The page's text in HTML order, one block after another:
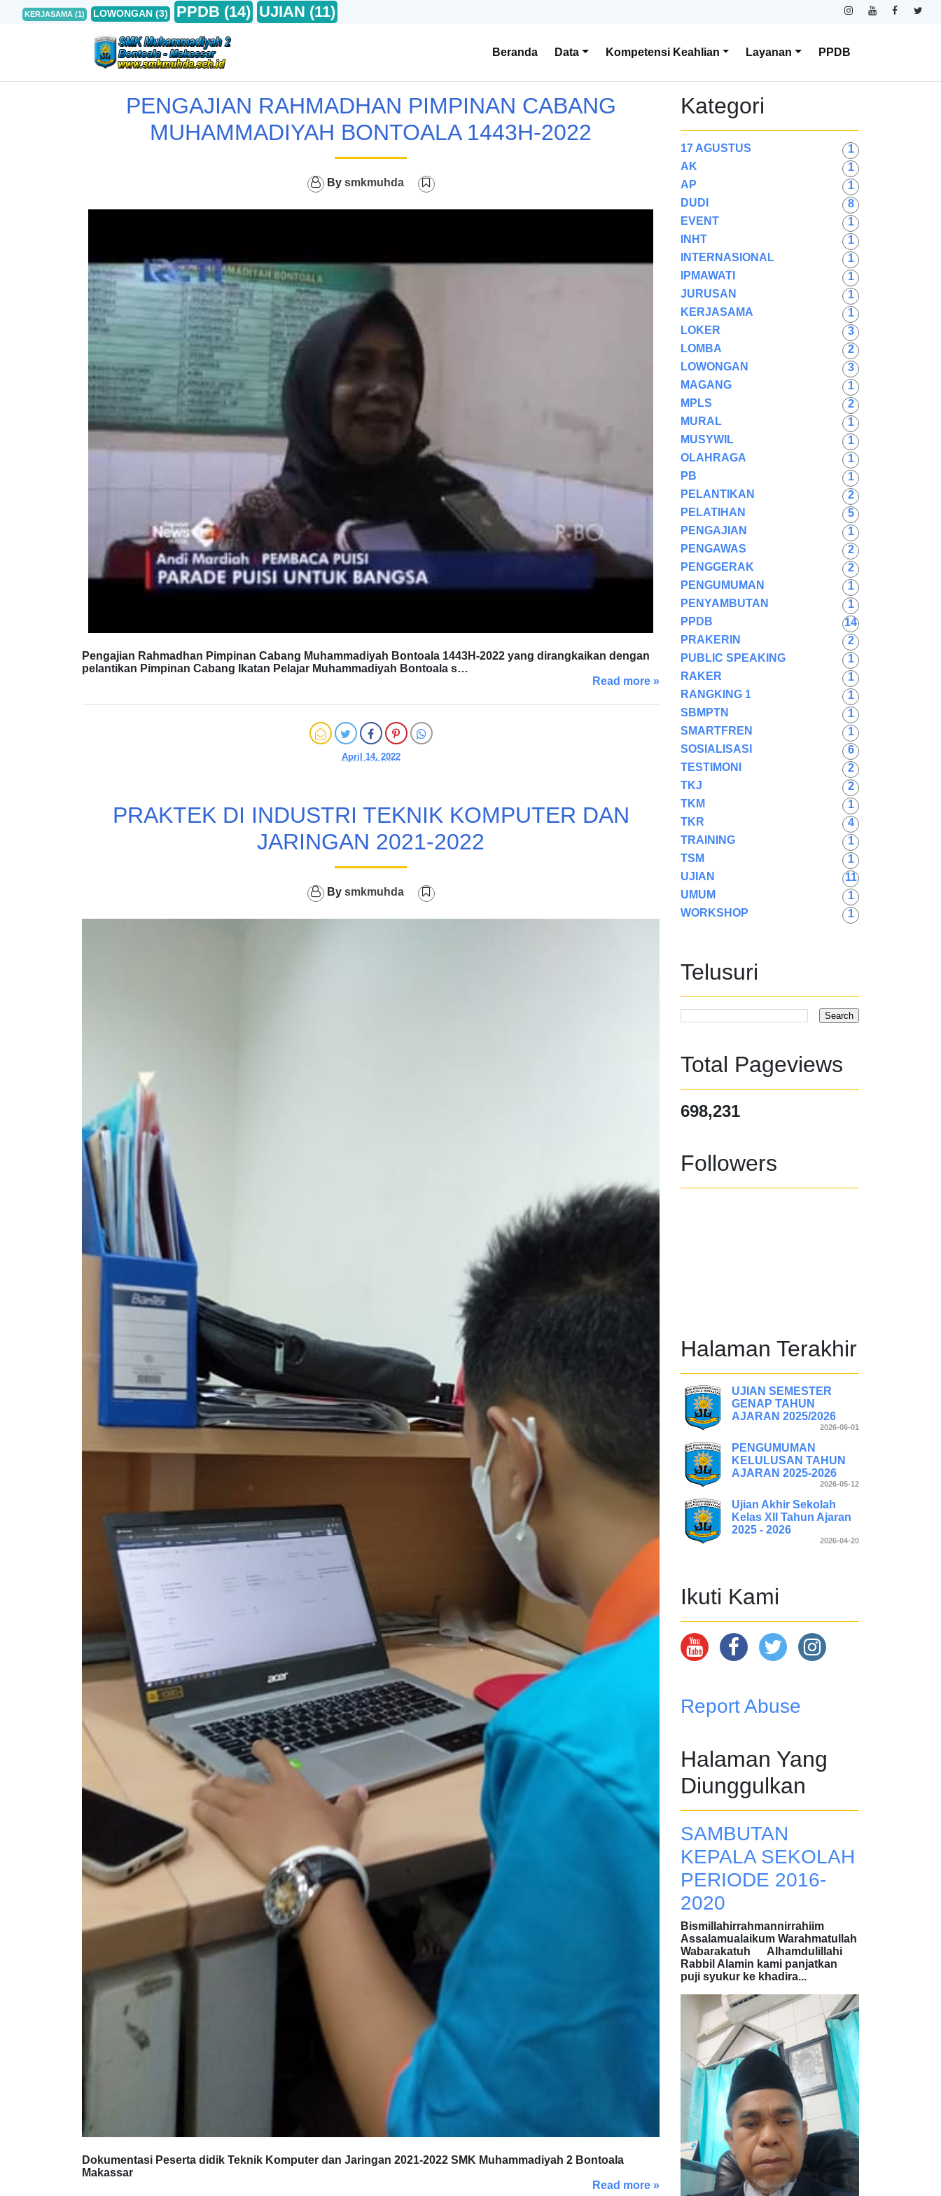
KERJASAMA (1) LOWONGAN (3) PPDB (14) UJIAN (11)
Beranda Data Kompetensi Keahlian Layanan PPDB
PENGAJIAN RAHMADHAN PIMPINAN CABANG
MUHAMMADIYAH BONTOALA 1443H-2022
By smkmuhda
Pengajian Rahmadhan Pimpinan Cabang Muhammadiyah Bontoala 1443H-2022 yang dirangkaikan dengan
pelantikan Pimpinan Cabang Ikatan Pelajar Muhammadiyah Bontoala s…
Read more »
April 14, 2022
PRAKTEK DI INDUSTRI TEKNIK KOMPUTER DAN
JARINGAN 2021-2022
By smkmuhda
Dokumentasi Peserta didik Teknik Komputer dan Jaringan 2021-2022 SMK Muhammadiyah 2 Bontoala
Makassar
Read more »
Kategori
17 AGUSTUS
1
AK
1
AP
1
DUDI
8
EVENT
1
INHT
1
INTERNASIONAL
1
IPMAWATI
1
JURUSAN
1
KERJASAMA
1
LOKER
3
LOMBA
2
LOWONGAN
3
MAGANG
1
MPLS
2
MURAL
1
MUSYWIL
1
OLAHRAGA
1
PB
1
PELANTIKAN
2
PELATIHAN
5
PENGAJIAN
1
PENGAWAS
2
PENGGERAK
2
PENGUMUMAN
1
PENYAMBUTAN
1
PPDB
14
PRAKERIN
2
PUBLIC SPEAKING
1
RAKER
1
RANGKING 1
1
SBMPTN
1
SMARTFREN
1
SOSIALISASI
6
TESTIMONI
2
TKJ
2
TKM
1
TKR
4
TRAINING
1
TSM
1
UJIAN
11
UMUM
1
WORKSHOP
1
Telusuri
Total Pageviews
698,231
Followers
Halaman Terakhir
UJIAN SEMESTER
GENAP TAHUN
AJARAN 2025/2026
2026-06-01
PENGUMUMAN
KELULUSAN TAHUN
AJARAN 2025-2026
2026-05-12
Ujian Akhir Sekolah
Kelas XII Tahun Ajaran
2025 - 2026
2026-04-20
Ikuti Kami
Report Abuse
Halaman Yang
Diunggulkan
SAMBUTAN
KEPALA SEKOLAH
PERIODE 2016-
2020
Bismillahirrahmannirrahiim
Assalamualaikum Warahmatullah
Wabarakatuh Alhamdulillahi
Rabbil Alamin kami panjatkan
puji syukur ke khadira...